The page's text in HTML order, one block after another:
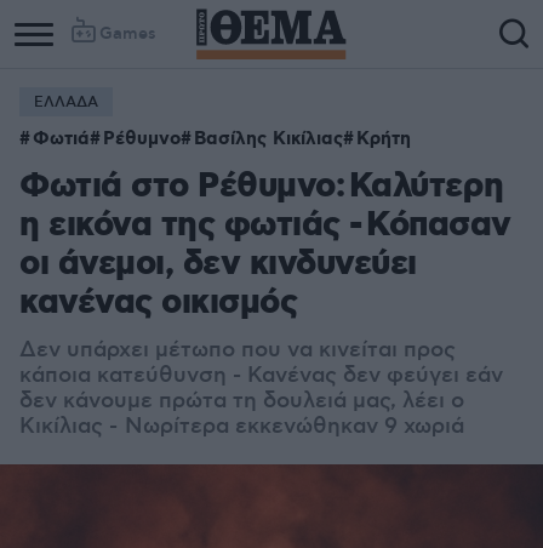
Games
ΕΛΛΑΔΑ
Φωτιά Ρέθυμνο Βασίλης Κικίλιας Κρήτη
Φωτιά στο Ρέθυμνο: Καλύτερη
η εικόνα της φωτιάς - Κόπασαν
οι άνεμοι, δεν κινδυνεύει
κανένας οικισμός
Δεν υπάρχει μέτωπο που να κινείται προς
κάποια κατεύθυνση - Κανένας δεν φεύγει εάν
δεν κάνουμε πρώτα τη δουλειά μας, λέει ο
Κικίλιας - Νωρίτερα εκκενώθηκαν 9 χωριά